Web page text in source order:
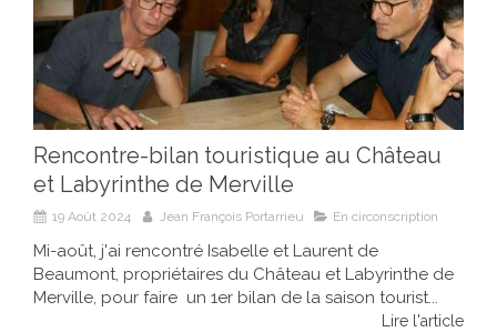
Rencontre-bilan touristique au Château
et Labyrinthe de Merville
19 Août 2024 Jean François Portarrieu En circonscription
Mi-août, j'ai rencontré Isabelle et Laurent de
Beaumont, propriétaires du Château et Labyrinthe de
Merville, pour faire un 1er bilan de la saison tourist...
Lire l'article